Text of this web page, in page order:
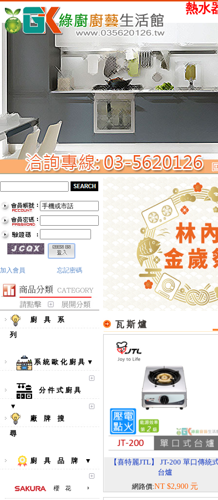
熱水器、瓦斯爐
加入會員 忘記密碼
廚 具 系
列
系 統 歐 化 廚 具 ▼
分 件 式 廚 具
▼
廠 牌 搜
尋
廚 具 品 牌 ▼
櫻 花
瓦 斯 爐
【喜特麗JTL】 JT-200 單口傳統
台爐
網路價:NT $2,900 元